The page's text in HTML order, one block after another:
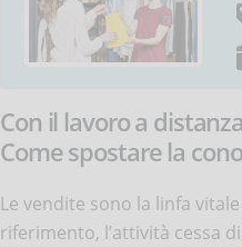
Con il lavoro a
Come spostare la
Le vendite sono la linfa
riferimento, l’attività cessa